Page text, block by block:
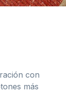
con
más